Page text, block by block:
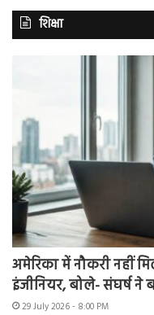
शिक्षा
अमेरिका में नौकरी नहीं
इंजीनियर, बोले- संघर्ष
29 July 2026 - 8:00 PM